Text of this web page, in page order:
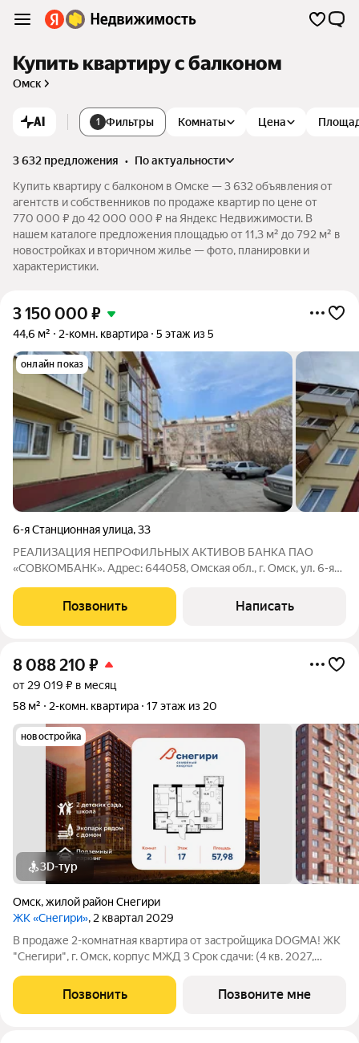
Купить квартиру с балконом
Омск
AI 1 Фильтры Комнаты Цена
3 632 предложения •
по актуальности
Купить квартиру с балконом в Омске — 3 632 объявления от
агентств и собственников по продаже квартир по цене от
770 000 ₽ до 42 000 000 ₽ на Яндекс Недвижимости. В
нашем каталоге предложения площадью от 11,3 м² до 792 м² в
новостройках и вторичном жилье — фото, планировки и
характеристики.
3 150 000 ₽
44,6 м² 2-комн. квартира 5 этаж из 5
онлайн показ
6-я Станционная улица,33
РЕАЛИЗАЦИЯ НЕПРОФИЛЬНЫХ АКТИВОВ БАНКА ПАО
«СОВКОМБАНК». Адрес: 644058, Омская обл., г. Омск, ул. 6-я
к.квартиры общей площадью 44.6 кв.м. 5-этажный панельный
жилой дом 1965 года постройки. Во
Позвонить Написать
8 088 210 ₽
от 29 019 ₽ в месяц
58 м²
2-комн. квартира 17 этаж из 20
новостройка
3D-тур
Омск,жилой район Снегири
ЖК «Снегири», 2 квартал 2029
В продаже 2-комнатная квартира от застройщика DOGMA! ЖК
"Снегири", г. Омск, корпус МЖД 3 Срок сдачи: (4 кв. 2027,
счастливой жизни "Снегири" это семейный квартал, который
дарит радость простых
Позвонить Позвоните мне